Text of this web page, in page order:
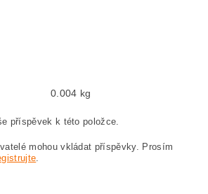
0.004 kg
příspěvek k této položce.
mohou vkládat příspěvky. Prosím
.